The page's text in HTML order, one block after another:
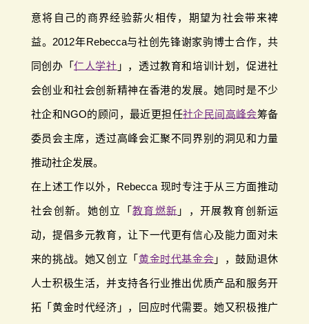
意将自己的商界经验薪火相传，期望为社会带来裨
益。2012年Rebecca与社创先锋谢家驹博士合作，共
同创办「仁人学社 」，透过教育和培训计划，促进社
会创业和社会创新精神在香港的发展。她同时是不少
社企和NGO的顾问，最近更担任社企民间高峰会筹备
委员会主席，透过高峰会汇聚不同界别的洞见和力量
推动社企发展。
在上述工作以外，Rebecca 现时专注于从三方面推动
社会创新。她创立「 教育燃新 」，开展教育创新运
动，提倡多元教育，让下一代更有信心及能力面对未
来的挑战。她又创立「 黄金时代基金会 」，鼓励退休
人士积极生活，并支持各行业推出优质产品和服务开
拓「黄金时代经济」，回应时代需要。她又积极推广